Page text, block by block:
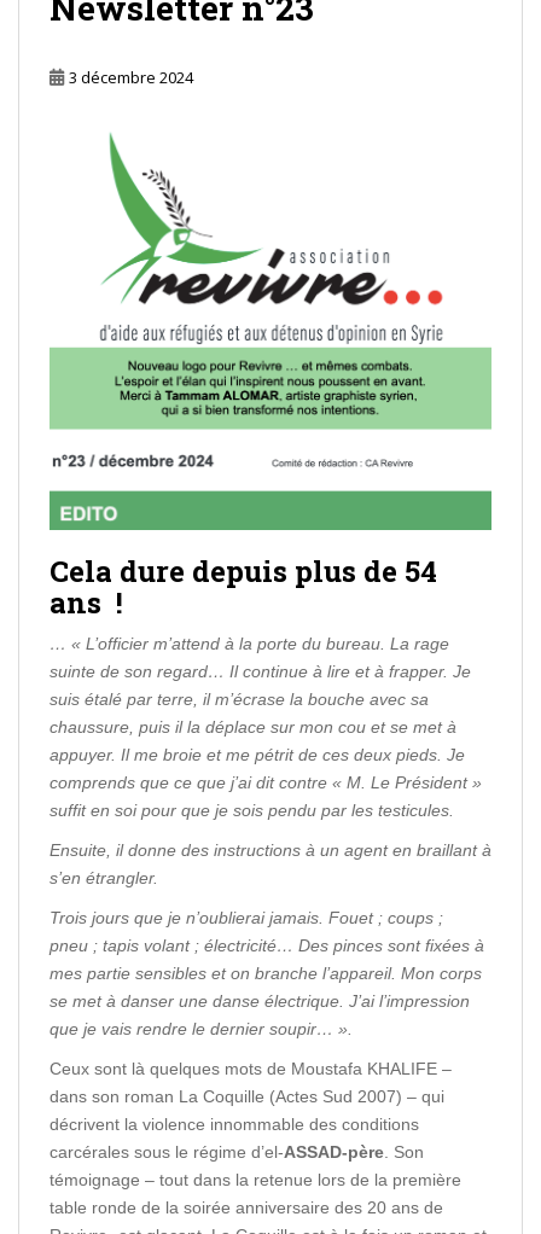
3 décembre 2024
Cela dure depuis plus de 54
ans !
… « L’officier m’attend à la porte du bureau. La rage
suinte de son regard… Il continue à lire et à frapper. Je
suis étalé par terre, il m’écrase la bouche avec sa
chaussure, puis il la déplace sur mon cou et se met à
appuyer. Il me broie et me pétrit de ces deux pieds. Je
comprends que ce que j’ai dit contre « M. Le Président »
suffit en soi pour que je sois pendu par les testicules.
Ensuite, il donne des instructions à un agent en braillant à
s’en étrangler.
Trois jours que je n’oublierai jamais. Fouet ; coups ;
pneu ; tapis volant ; électricité… Des pinces sont fixées à
mes partie sensibles et on branche l’appareil. Mon corps
se met à danser une danse électrique. J’ai l’impression
que je vais rendre le dernier soupir… ».
Ceux sont là quelques mots de Moustafa KHALIFE –
dans son roman La Coquille (Actes Sud 2007) – qui
décrivent la violence innommable des conditions
carcérales sous le régime d’el-ASSAD-père . Son
témoignage – tout dans la retenue lors de la première
table ronde de la soirée anniversaire des 20 ans de